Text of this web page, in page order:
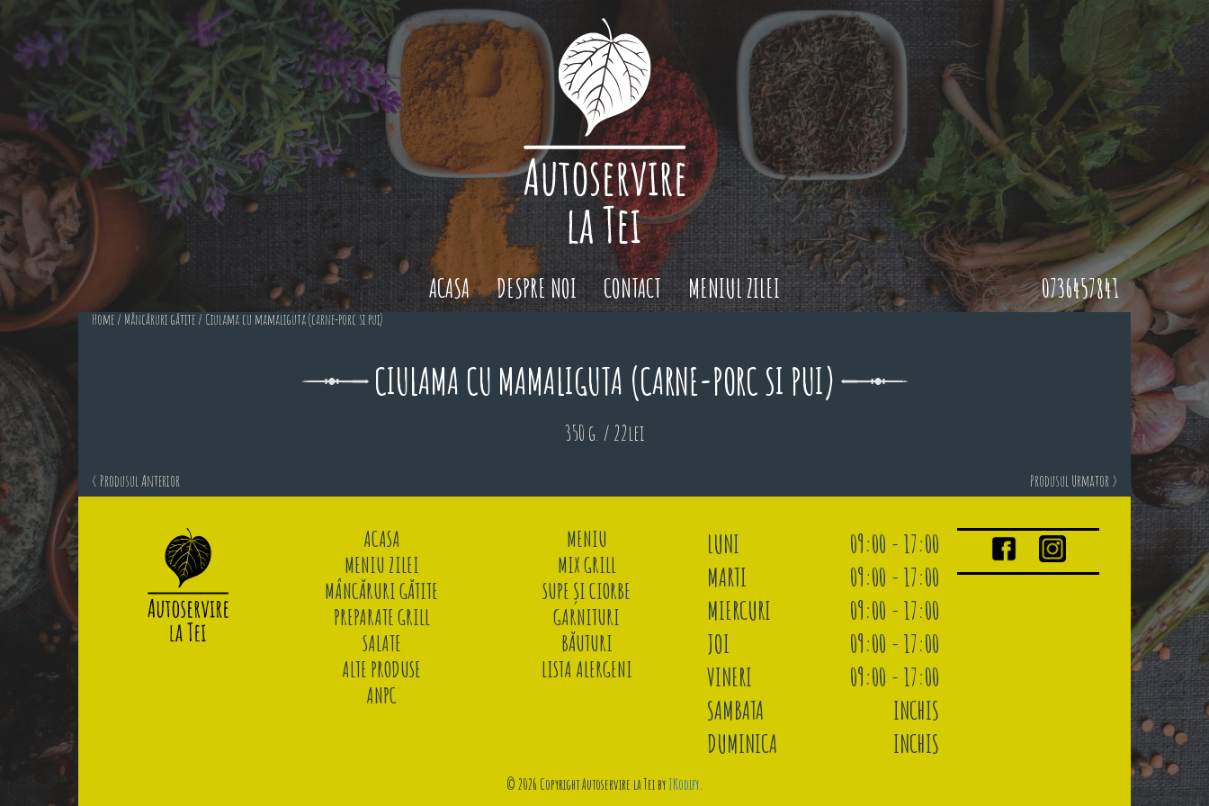
ACASA DESPRE NOI CONTACT MENIUL ZILEI 0736457841
Home / Mâncăruri gătite / Ciulama cu mamaliguta (carne-porc si pui)
CIULAMA CU MAMALIGUTA (CARNE-PORC SI PUI)
350 g. / 22lei
< Produsul Anterior Produsul Urmator >
ACASA
MENIU
MENIU ZILEI
MIX GRILL
MÂNCĂRURI GĂTITE
SUPE ȘI CIORBE
PREPARATE GRILL
GARNITURI
SALATE
BĂUTURI
ALTE PRODUSE
LISTA ALERGENI
ANPC
LUNI
09:00 - 17:00
MARTI
09:00 - 17:00
MIERCURI
09:00 - 17:00
JOI
09:00 - 17:00
VINERI
09:00 - 17:00
SAMBATA
INCHIS
DUMINICA
INCHIS
© 2026 Copyright Autoservire la Tei byJKodify.